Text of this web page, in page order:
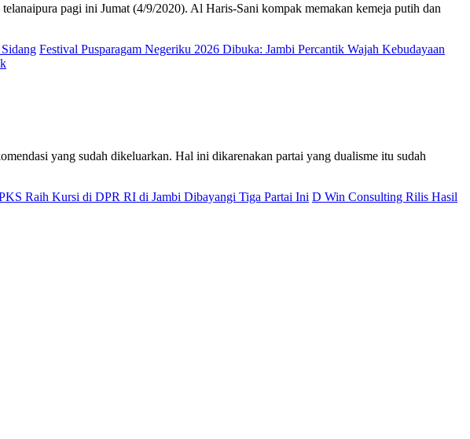
pagi ini Jumat (4/9/2020). Al Haris-Sani kompak memakan kemeja putih dan
Festival Pusparagam Negeriku 2026 Dibuka: Jambi Percantik Wajah Kebudayaan
yang sudah dikeluarkan. Hal ini dikarenakan partai yang dualisme itu sudah
Raih Kursi di DPR RI di Jambi Dibayangi Tiga Partai Ini D Win Consulting Rilis Hasil